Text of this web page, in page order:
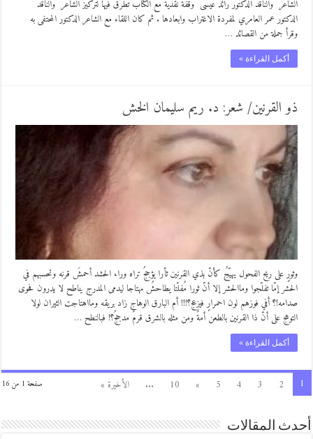
الشاعر والناقد الدكتور رائد عيسى وقفة نقدية مع الكتاب تطرق فيها لتركيز الشاعر والناقد
الدكتور عمر العامري لمفردة الاغتراب وابعادها . ثم كان اللقاء مع الشاعر الدكتور المحتفى به
وقرأ جملة من القصائد …
أكمل القراءة »
ذو القرنين/ شعر: د. ريم سليمان الخش
وثورٍ على ريح الفحول يهيّجُ كأنّ بذي القرنين ثأرا يؤججُ تراه وراء الحشد أحمشَ قرنه وتحسبهم في
الحشر إمّا تفلّجوا وماالحشر إلا أنّ ثورا مُفلّتا يطاحشُ مهتاجا ليدمى المدرج يناطح لا يدرون فحوى
صدامه!؟ أفي فوزهم لون احمرارٍ فيزعج؟!!! أم البارق الوهاج زاد بريقه ومااهتاجت الثيران لولا
التوهج على أنّ ذا القرنين بالطعن أمةٌ ومن مثله بالشرق قرمٌ مدججُ؟! فبالنطح …
أكمل القراءة »
صفحة 1 من 16 1
2
3
4
5
»
10
... الأخيرة »
أحدث المقالات